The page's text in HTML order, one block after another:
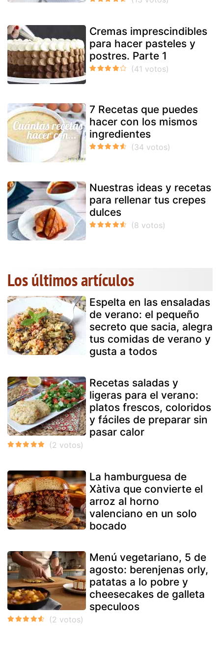
Cremas imprescindibles
para hacer pasteles y
postres. Parte 1
7 Recetas que puedes
hacer con los mismos
ingredientes
Nuestras ideas y recetas
para rellenar tus crepes
dulces
Los últimos artículos
Espelta en las ensaladas
de verano: el pequeño
secreto que sacia, alegra
tus comidas de verano y
gusta a todos
Recetas saladas y
ligeras para el verano:
platos frescos, coloridos
y fáciles de preparar sin
pasar calor
La hamburguesa de
Xàtiva que convierte el
arroz al horno
valenciano en un solo
bocado
Menú vegetariano, 5 de
agosto: berenjenas orly,
patatas a lo pobre y
cheesecakes de galleta
speculoos